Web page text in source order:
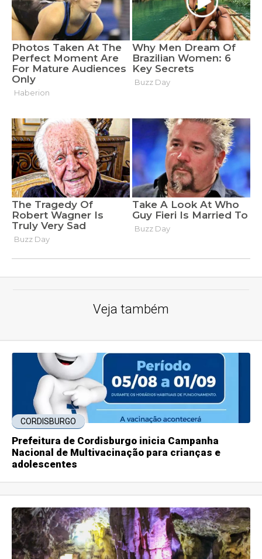
Veja também
CORDISBURGO
Prefeitura de Cordisburgo inicia Campanha
Nacional de Multivacinação para crianças e
adolescentes